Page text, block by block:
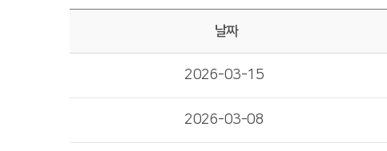
날짜
2026-03-15
2026-03-08